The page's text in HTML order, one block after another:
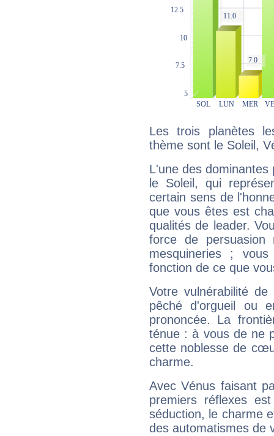
Les trois planètes
thème sont le Soleil,
L'une des
le Soleil, qui
certain sens de
que vous êtes est
qualités de leader.
force de
mesquineries ;
fonction de ce que
Votre vulnérabilité
pêché d'orgueil ou
prononcée. La
ténue : à vous de ne
cette noblesse de
charme.
Avec Vénus faisant
premiers réflexes
séduction, le charme
des automatismes de